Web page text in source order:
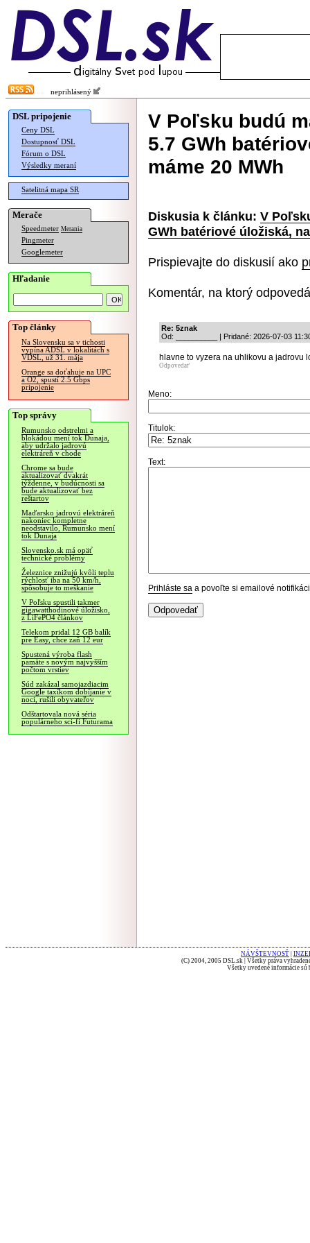
neprihlásený
DSL pripojenie
Ceny DSL
Dostupnosť DSL
Fórum o DSL
Výsledky meraní
Satelitná mapa SR
Merače
Speedmeter Merania
Pingmeter
Googlemeter
Hľadanie
Top články
Na Slovensku sa v tichosti
vypína ADSL v lokalitách s
VDSL, už 31. mája
Orange sa doťahuje na UPC
a O2, spustí 2.5 Gbps
pripojenie
Top správy
Rumunsko odstrelmi a
blokádou mení tok Dunaja,
aby udržalo jadrovú
elektráreň v chode
Chrome sa bude
aktualizovať dvakrát
týždenne, v budúcnosti sa
bude aktualizovať bez
reštartov
Maďarsko jadrovú elektráreň
nakoniec kompletne
neodstavilo, Rumunsko mení
tok Dunaja
Slovensko.sk má opäť
technické problémy
Železnice znižujú kvôli teplu
rýchlosť iba na 50 km/h,
spôsobuje to meškanie
V Poľsku spustili takmer
gigawatthodinové úložisko,
z LiFePO4 článkov
Telekom pridal 12 GB balík
pre Easy, chce zaň 12 eur
Spustená výroba flash
pamäte s novým najvyšším
počtom vrstiev
Súd zakázal samojazdiacim
Google taxíkom dobíjanie v
noci, rušili obyvateľov
Odštartovala nová séria
populárneho sci-fi Futurama
V Poľsku budú
5.7 GWh
máme 20 MWh
Diskusia k článku: V
GWh batériové úložiská,
Prispievajte do diskusií ako
Komentár, na ktorý
Re: 5znak
Od: __________ | Pridané: 2026-07-03
hlavne to vyzera na uhlikovu a jadrovu
Odpovedať
Meno:
Titulok:
Text:
Prihláste sa a povoľte si emailové
NÁVŠTEVNOSŤ
(C) 2004, 2005 DSL.sk | Všetky práva
Všetky uvedené informácie sú